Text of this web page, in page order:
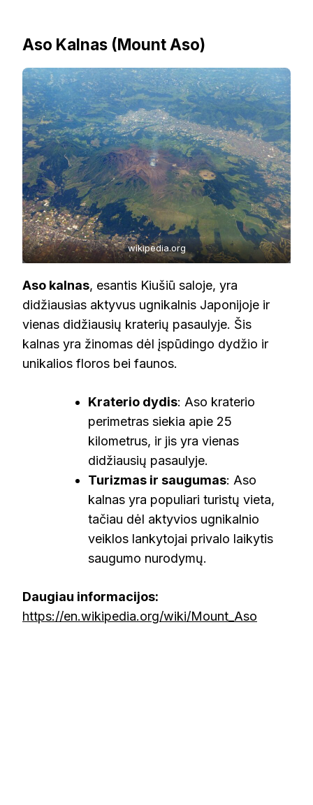
Aso Kalnas (Mount Aso)
wikipedia.org
Aso kalnas, esantis Kiušiū saloje, yra
didžiausias aktyvus ugnikalnis Japonijoje ir
vienas didžiausių kraterių pasaulyje. Šis
kalnas yra žinomas dėl įspūdingo dydžio ir
unikalios floros bei faunos.
Kraterio dydis: Aso kraterio
perimetras siekia apie 25
kilometrus, ir jis yra vienas
didžiausių pasaulyje.
Turizmas ir saugumas: Aso
kalnas yra populiari turistų vieta,
tačiau dėl aktyvios ugnikalnio
veiklos lankytojai privalo laikytis
saugumo nurodymų.
Daugiau informacijos:
https://en.wikipedia.org/wiki/Mount_Aso